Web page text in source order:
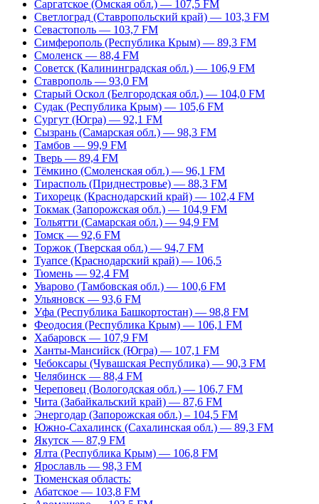
Саргатское (Омская обл.) — 107,5 FM
Светлоград (Ставропольский край) — 103,3 FM
Севастополь — 103,7 FM
Симферополь (Республика Крым) — 89,3 FM
Смоленск — 88,4 FM
Советск (Калининградская обл.) — 106,9 FM
Ставрополь — 93,0 FM
Старый Оскол (Белгородская обл.) — 104,0 FM
Судак (Республика Крым) — 105,6 FM
Сургут (Югра) — 92,1 FM
Сызрань (Самарская обл.) — 98,3 FM
Тамбов — 99,9 FM
Тверь — 89,4 FM
Тёмкино (Смоленская обл.) — 96,1 FM
Тирасполь (Приднестровье) — 88,3 FM
Тихорецк (Краснодарский край) — 102,4 FM
Токмак (Запорожская обл.) — 104,9 FM
Тольятти (Самарская обл.) — 94,9 FM
Томск — 92,6 FM
Торжок (Тверская обл.) — 94,7 FM
Туапсе (Краснодарский край) — 106,5
Тюмень — 92,4 FM
Уварово (Тамбовская обл.) — 100,6 FM
Ульяновск — 93,6 FM
Уфа (Республика Башкортостан) — 98,8 FM
Феодосия (Республика Крым) — 106,1 FM
Хабаровск — 107,9 FM
Ханты-Мансийск (Югра) — 107,1 FM
Чебоксары (Чувашская Республика) — 90,3 FM
Челябинск — 88,4 FM
Череповец (Вологодская обл.) — 106,7 FM
Чита (Забайкальский край) — 87,6 FM
Энергодар (Запорожская обл.) – 104,5 FM
Южно-Сахалинск (Сахалинская обл.) — 89,3 FM
Якутск — 87,9 FM
Ялта (Республика Крым) — 106,8 FM
Ярославль — 98,3 FM
Тюменская область:
Абатское — 103,8 FM